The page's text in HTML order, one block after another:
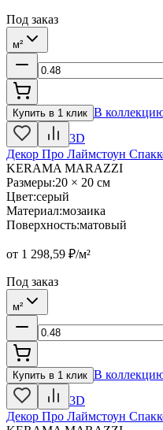
Под заказ
м²
Купить в 1 клик В
3D
Декор Про Лаймстоун
KERAMA MARAZZI
Размеры:20 × 20 см
Цвет:серый
Материал:мозаика
Поверхность:матовый
от 1 298,59 ₽/м²
Под заказ
м²
Купить в 1 клик В
3D
Декор Про Лаймстоун